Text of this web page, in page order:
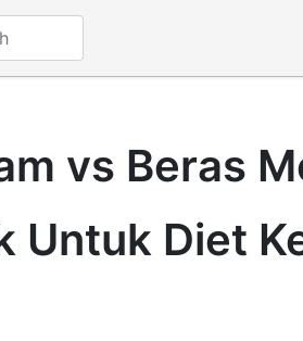
vs Beras
Untuk Diet